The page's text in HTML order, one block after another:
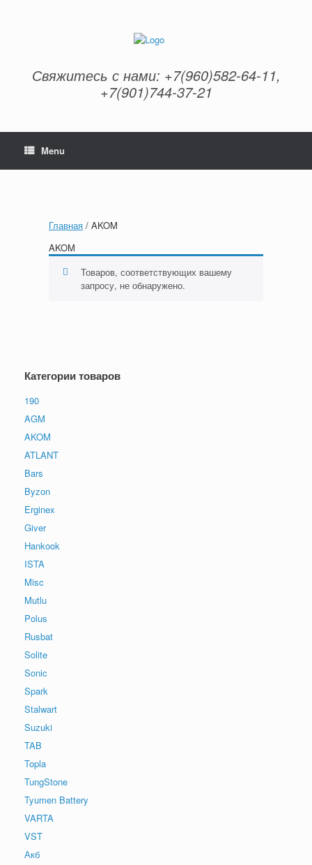
Свяжитесь с нами: +7(960)582-64-11,
+7(901)744-37-21
Menu
Главная / AKOM
AKOM
Товаров, соответствующих вашему
запросу, не обнаружено.
Категории товаров
190
AGM
AKOM
ATLANT
Bars
Byzon
Erginex
Giver
Hankook
ISTA
Misc
Mutlu
Polus
Rusbat
Solite
Sonic
Spark
Stalwart
Suzuki
TAB
Topla
TungStone
Tyumen Battery
VARTA
VST
Акб